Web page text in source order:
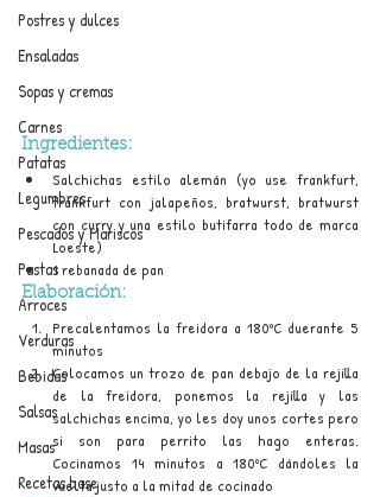
Postres y dulces
Ensaladas
Sopas y cremas
Carnes
Patatas
Legumbres
Pescados y Mariscos
Pastas
Arroces
Verduras
Bebidas
Salsas
Masas
Recetas base
Ingredientes:
Salchichas estilo alemán (yo use frankfurt,
frankfurt con jalapeños, bratwurst, bratwurst
con curry y una estilo butifarra todo de marca
Loeste)
1 rebanada de pan
Elaboración:
Precalentamos la freidora a 180ºC duerante 5
minutos
Colocamos un trozo de pan debajo de la rejilla
de la freidora, ponemos la rejilla y las
salchichas encima, yo les doy unos cortes pero
si son para perrito las hago enteras.
Cocinamos 14 minutos a 180ºC dándoles la
vuelta justo a la mitad de cocinado